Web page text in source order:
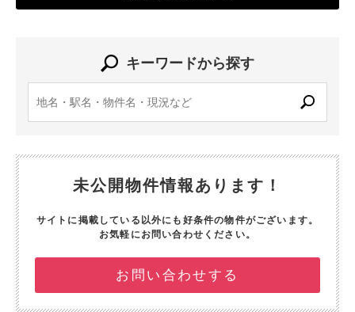
キーワードから探す
未公開物件情報あります！
サイトに掲載している以外にも好条件の物件がございます。
お気軽にお問い合わせください。
お問い合わせする